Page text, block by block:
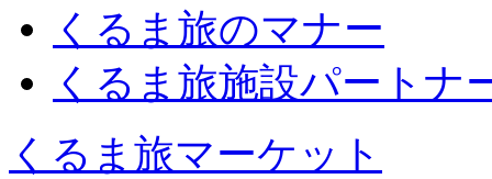
くるま旅のマナー
くるま旅施設パートナ
くるま旅マーケット